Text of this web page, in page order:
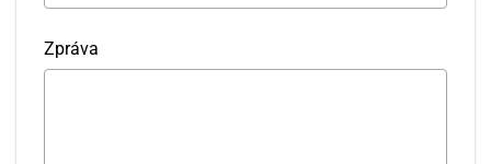
Zpráva